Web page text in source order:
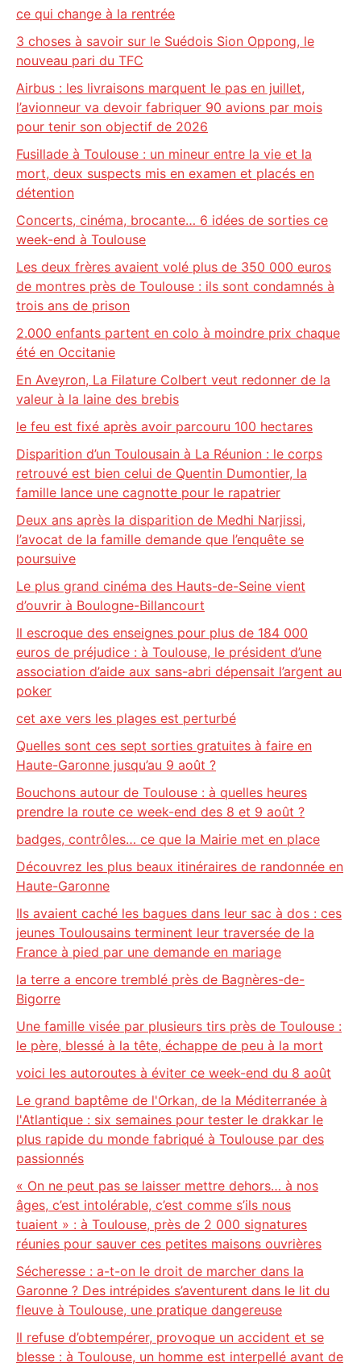
ce qui change à la rentrée
3 choses à savoir sur le Suédois Sion Oppong, le
nouveau pari du TFC
Airbus : les livraisons marquent le pas en juillet,
l’avionneur va devoir fabriquer 90 avions par mois
pour tenir son objectif de 2026
Fusillade à Toulouse : un mineur entre la vie et la
mort, deux suspects mis en examen et placés en
détention
Concerts, cinéma, brocante… 6 idées de sorties ce
week-end à Toulouse
Les deux frères avaient volé plus de 350 000 euros
de montres près de Toulouse : ils sont condamnés à
trois ans de prison
2.000 enfants partent en colo à moindre prix chaque
été en Occitanie
En Aveyron, La Filature Colbert veut redonner de la
valeur à la laine des brebis
le feu est fixé après avoir parcouru 100 hectares
Disparition d’un Toulousain à La Réunion : le corps
retrouvé est bien celui de Quentin Dumontier, la
famille lance une cagnotte pour le rapatrier
Deux ans après la disparition de Medhi Narjissi,
l’avocat de la famille demande que l’enquête se
poursuive
Le plus grand cinéma des Hauts-de-Seine vient
d’ouvrir à Boulogne-Billancourt
Il escroque des enseignes pour plus de 184 000
euros de préjudice : à Toulouse, le président d’une
association d’aide aux sans-abri dépensait l’argent au
poker
cet axe vers les plages est perturbé
Quelles sont ces sept sorties gratuites à faire en
Haute-Garonne jusqu’au 9 août ?
Bouchons autour de Toulouse : à quelles heures
prendre la route ce week-end des 8 et 9 août ?
badges, contrôles… ce que la Mairie met en place
Découvrez les plus beaux itinéraires de randonnée en
Haute-Garonne
Ils avaient caché les bagues dans leur sac à dos : ces
jeunes Toulousains terminent leur traversée de la
France à pied par une demande en mariage
la terre a encore tremblé près de Bagnères-de-
Bigorre
Une famille visée par plusieurs tirs près de Toulouse :
le père, blessé à la tête, échappe de peu à la mort
voici les autoroutes à éviter ce week-end du 8 août
Le grand baptême de l'Orkan, de la Méditerranée à
l'Atlantique : six semaines pour tester le drakkar le
plus rapide du monde fabriqué à Toulouse par des
passionnés
« On ne peut pas se laisser mettre dehors… à nos
âges, c’est intolérable, c’est comme s’ils nous
tuaient » : à Toulouse, près de 2 000 signatures
réunies pour sauver ces petites maisons ouvrières
Sécheresse : a-t-on le droit de marcher dans la
Garonne ? Des intrépides s’aventurent dans le lit du
fleuve à Toulouse, une pratique dangereuse
Il refuse d’obtempérer, provoque un accident et se
blesse : à Toulouse, un homme est interpellé avant de